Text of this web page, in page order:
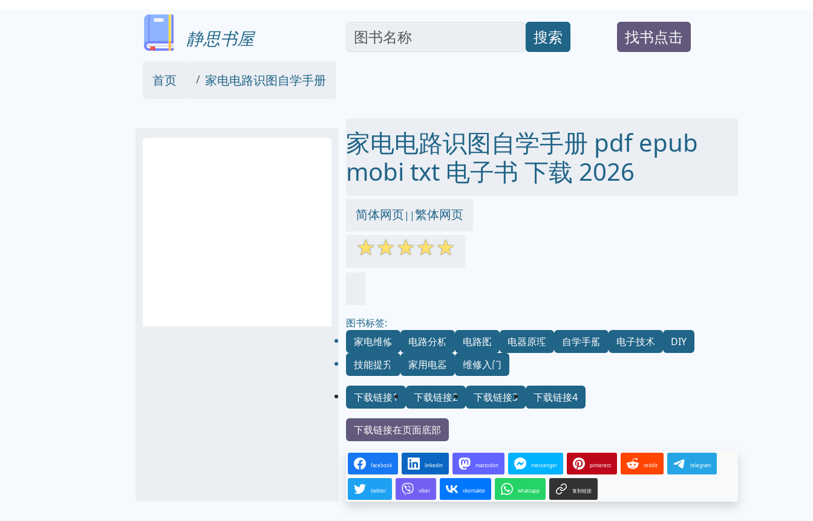
静思书屋 搜索 找书点击
首页 家电电路识图自学手册
家电电路识图自学手册 pdf epub
mobi txt 电子书 下载 2026
简体网页||繁体网页
☆☆☆☆☆
图书标签:
家电维修
电路分析 电路图 电器原理 自学手册 电子技术
DIY
技能提升
家用电器 维修入门
下载链接1 下载链接2 下载链接3 下载链接4
下载链接在页面底部
facebook linkedin mastodon messenger pinterest reddit telegram
twitter viber vkontakte whatsapp 复制链接